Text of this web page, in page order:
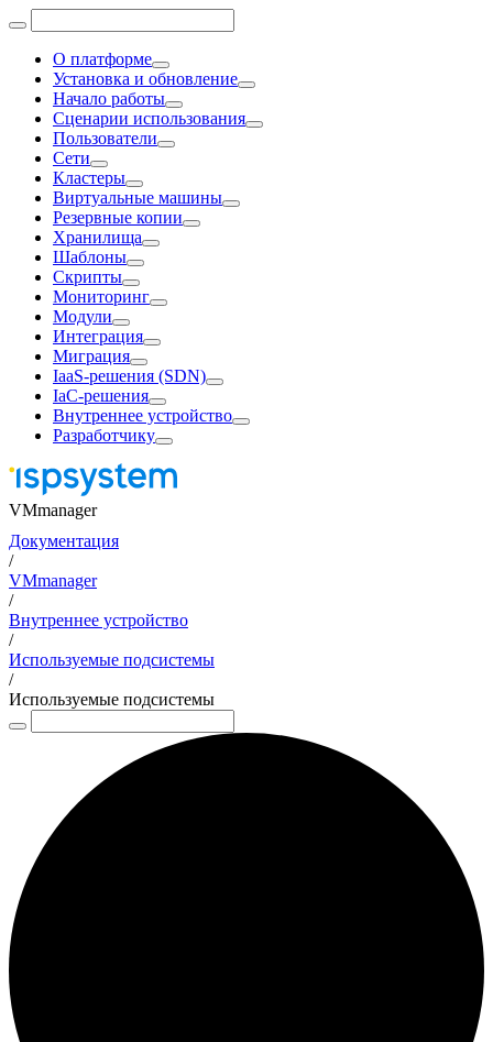
О платформе
Установка и обновление
Начало работы
Сценарии использования
Пользователи
Сети
Кластеры
Виртуальные машины
Резервные копии
Хранилища
Шаблоны
Скрипты
Мониторинг
Модули
Интеграция
Миграция
IaaS-решения (SDN)
IaC-решения
Внутреннее устройство
Разработчику
VMmanager
Документация
/
VMmanager
/
Внутреннее устройство
/
Используемые подсистемы
/
Используемые подсистемы